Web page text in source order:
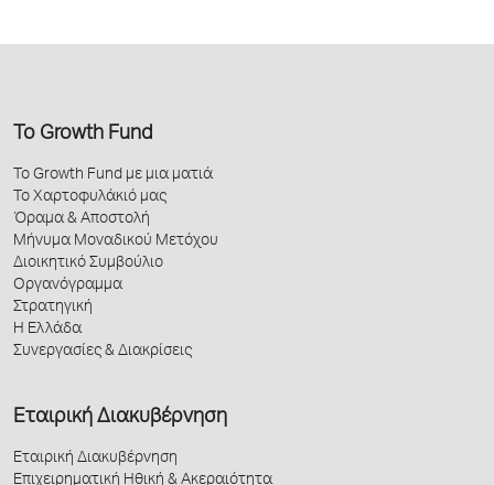
Το Growth Fund
Το Growth Fund με μια ματιά
Το Χαρτοφυλάκιό μας
Όραμα & Αποστολή
Μήνυμα Μοναδικού Μετόχου
Διοικητικό Συμβούλιο
Οργανόγραμμα
Στρατηγική
Η Ελλάδα
Συνεργασίες & Διακρίσεις
Εταιρική Διακυβέρνηση
Εταιρική Διακυβέρνηση
Επιχειρηματική Ηθική & Ακεραιότητα